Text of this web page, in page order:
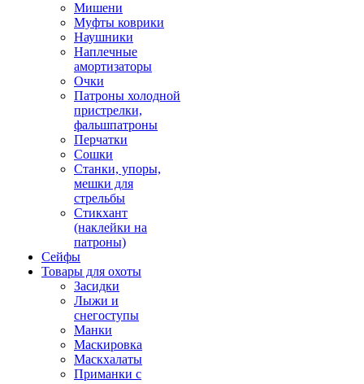
Мишени
Муфты коврики
Наушники
Наплечные
амортизаторы
Очки
Патроны холодной
пристрелки,
фальшпатроны
Перчатки
Сошки
Станки, упоры,
мешки для
стрельбы
Стикхант
(наклейки на
патроны)
Сейфы
Товары для охоты
Засидки
Лыжи и
снегоступы
Манки
Маскировка
Маскхалаты
Приманки с